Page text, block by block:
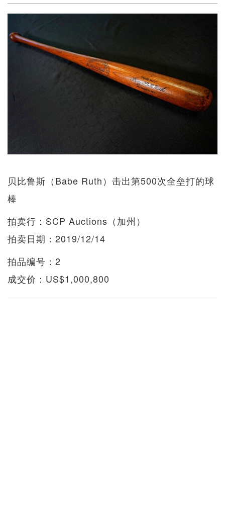
贝比鲁斯（Babe Ruth）击出第500次全垒打的球
棒
拍卖行：SCP Auctions（加州）
拍卖日期：2019/12/14
拍品编号：2
成交价：US$1,000,800